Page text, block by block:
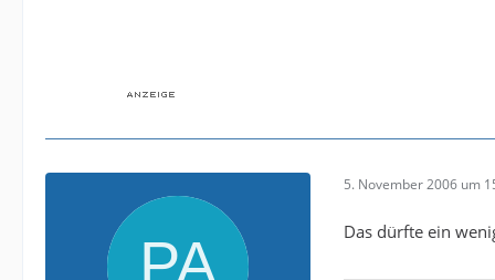
5. November 2006 um
Das dürfte ein